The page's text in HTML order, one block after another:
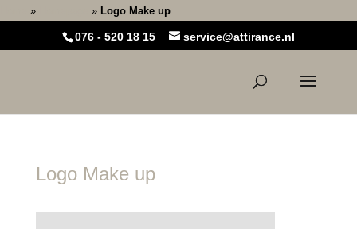
» » Logo Make up
076 - 520 18 15 service@attirance.nl
Logo Make up